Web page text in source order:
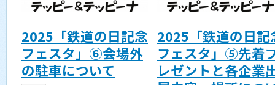
2025「鉄道の日記念
フェスタ」⑥会場外
の駐車について
2025「鉄道の日記
フェスタ」⑤先着
レゼントと各企業